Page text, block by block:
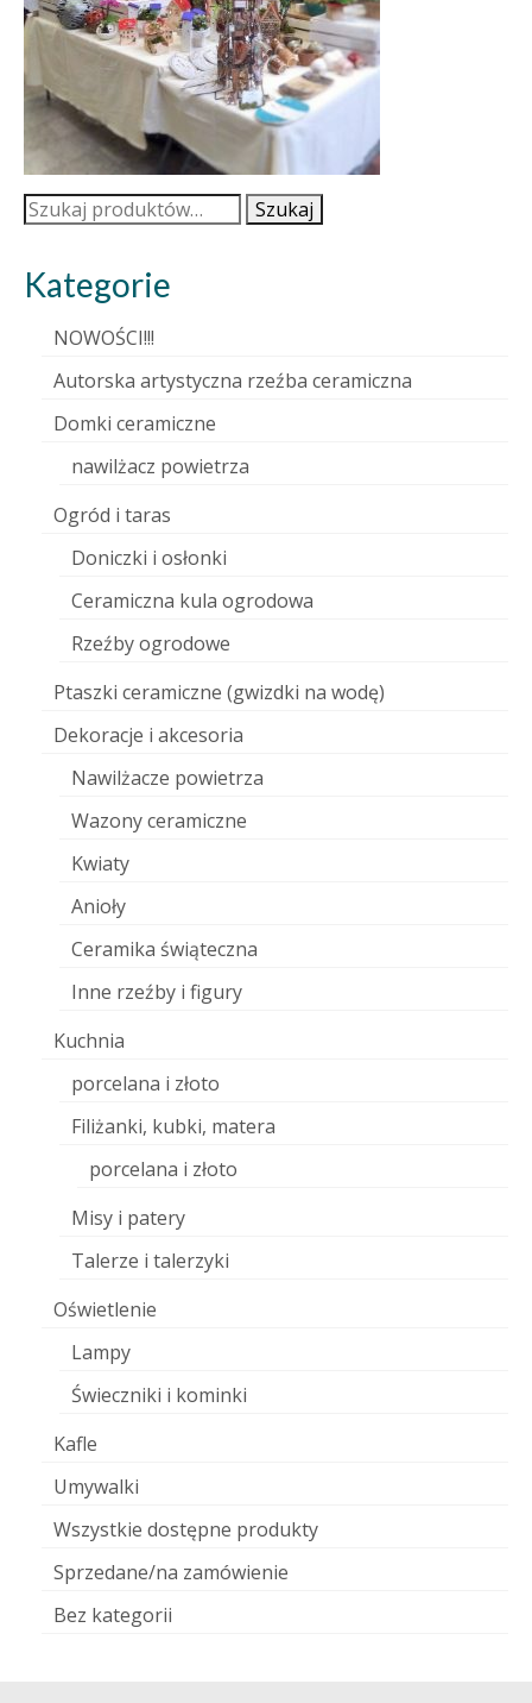
Szukaj: Szukaj
Kategorie
NOWOŚCI!!!
Autorska artystyczna rzeźba ceramiczna
Domki ceramiczne
nawilżacz powietrza
Ogród i taras
Doniczki i osłonki
Ceramiczna kula ogrodowa
Rzeźby ogrodowe
Ptaszki ceramiczne (gwizdki na wodę)
Dekoracje i akcesoria
Nawilżacze powietrza
Wazony ceramiczne
Kwiaty
Anioły
Ceramika świąteczna
Inne rzeźby i figury
Kuchnia
porcelana i złoto
Filiżanki, kubki, matera
porcelana i złoto
Misy i patery
Talerze i talerzyki
Oświetlenie
Lampy
Świeczniki i kominki
Kafle
Umywalki
Wszystkie dostępne produkty
Sprzedane/na zamówienie
Bez kategorii